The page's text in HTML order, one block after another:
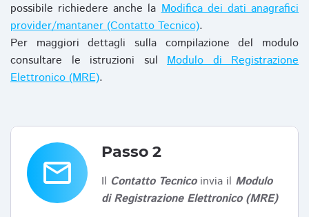
possibile richiedere anche laModifica dei dati anagrafici
provider/mantaner (Contatto Tecnico).
Per maggiori dettagli sulla compilazione del modulo
consultare le istruzioni sul Modulo di Registrazione
Elettronico (MRE).
email
Passo 2
Il Contatto Tecnicoinvia il Modulo
di Registrazione Elettronico (MRE)